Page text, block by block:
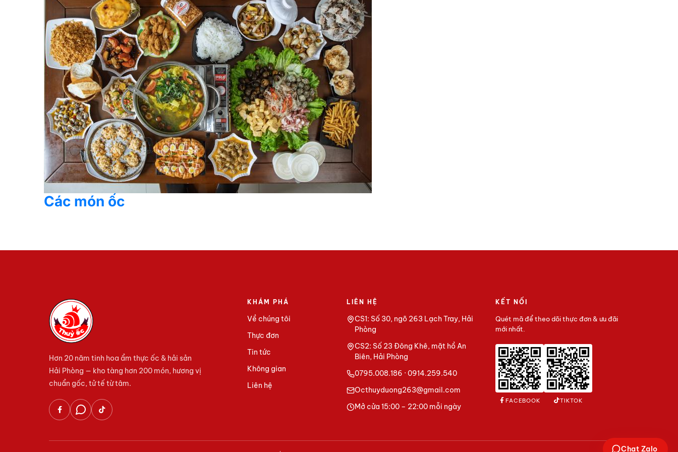
Các món ốc
Hơn 20 năm tinh hoa ẩm thực ốc & hải sản
Hải Phòng — kho tàng hơn 200 món, hương vị
chuẩn gốc, tử tế từ tâm.
KHÁM PHÁ
Về chúng tôi
Thực đơn
Tin tức
Không gian
Liên hệ
LIÊN HỆ
CS1: Số 30, ngõ 263 Lạch Tray, Hải
Phòng
CS2: Số 23 Đông Khê, mặt hồ An
Biên, Hải Phòng
0795.008.186 · 0914.259.540
Octhuyduong263@gmail.com
Mở cửa 15:00 – 22:00 mỗi ngày
KẾT NỐI
Quét mã để theo dõi thực đơn & ưu đãi
mới nhất.
FACEBOOK TIKTOK
Chat Zalo